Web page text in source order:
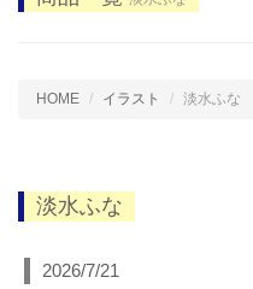
HOME イラスト 淡水ふな
淡水ふな
2026/7/21